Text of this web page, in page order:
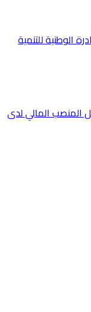
الوطنية للتنمية
المنصب المالي لدى